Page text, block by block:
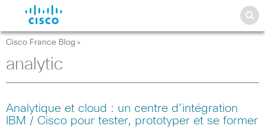
Cisco France Blog >
analytic
Analytique et cloud : un centre d’intégration
IBM / Cisco pour tester, prototyper et se former